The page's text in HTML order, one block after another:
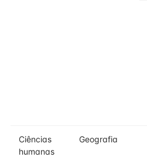
Ciências
humanas
Geografia